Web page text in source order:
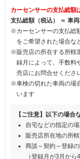
カーセンサーの支払総額
支払総額（税込） ＝ 車
※カーセンサーの支払総
をご希望された場合な
※販売店の所在する所轄
録月によって、手数料
売店にお問合せくださ
※車検の切れた車両の場
います
【ご注意】以下の場合
自宅などの指定の
販売店所在地の所
商談～契約～登録
（登録月が3月か